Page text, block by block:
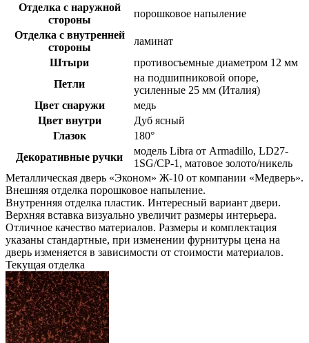
Отделка с наружной
стороны
порошковое напыление
Отделка с внутренней
стороны
ламинат
Штыри
противосъемные диаметром 12 мм
Петли
на подшипниковой опоре,
усиленные 25 мм (Италия)
Цвет снаружи
медь
Цвет внутри
Дуб ясный
Глазок
180°
Декоративные ручки
модель Libra от Armadillo, LD27-
1SG/CP-1, матовое золото/никель
Металлическая дверь «Эконом» Ж-10 от компании «Медверь».
Внешняя отделка порошковое напыление.
Внутренняя отделка пластик. Интересный вариант двери.
Верхняя вставка визуально увеличит размеры интерьера.
Отличное качество материалов. Размеры и комплектация
указаны стандартные, при изменении фурнитуры цена на
дверь изменяется в зависимости от стоимости материалов.
Текущая отделка